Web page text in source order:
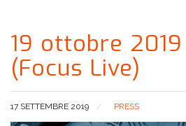
19 ottobre
(Focus Live)
17 SETTEMBRE 2019 PRESS